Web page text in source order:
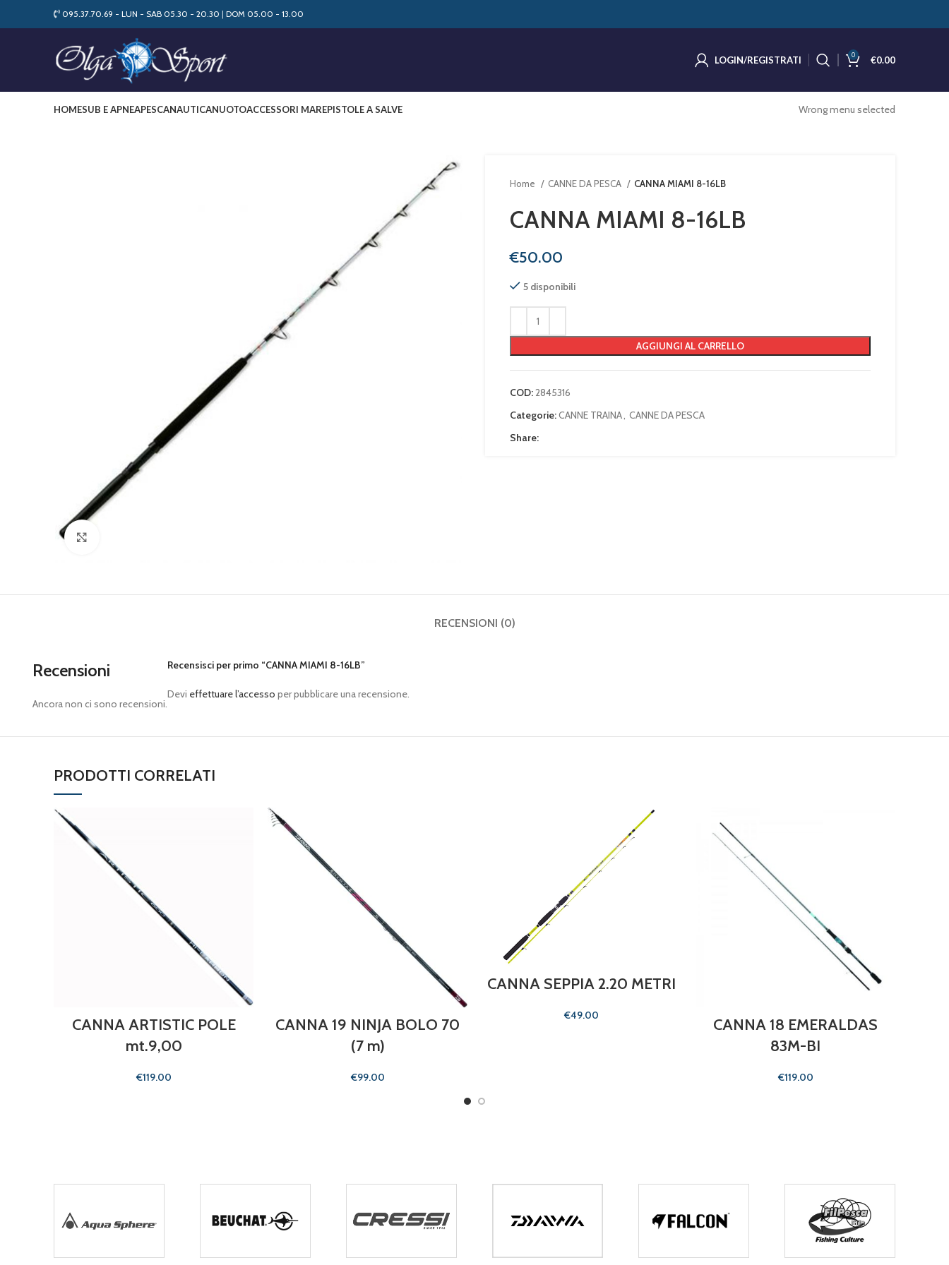
095.37.70.69 - LUN - SAB 05.30 - 20.30 | DOM 05.00 - 13.00
LOGIN/REGISTRATI 0 €0.00
HOMESUB E APNEAPESCANAUTICANUOTOACCESSORI MAREPISTOLE A SALVE Wrong menu selected
Home CANNE DA PESCA CANNA MIAMI 8-16LB
CANNA MIAMI 8-16LB
€
5 disponibili
AGGIUNGI AL CARRELLO
COD:2845316
Categorie:CANNE TRAINA, CANNE DA PESCA
Share:
RECENSIONI (0)
Recensioni
Ancora non ci sono recensioni.
Recensisci per primo “CANNA MIAMI 8-16LB”
Devi effettuare l’accesso per pubblicare una recensione.
PRODOTTI CORRELATI
CANNA ARTISTIC POLE
mt.9,00
€
CANNA 19 NINJA BOLO 70
(7 m)
€
CANNA SEPPIA 2.20 METRI
€
CANNA 18 EMERALDAS
83M-BI
€